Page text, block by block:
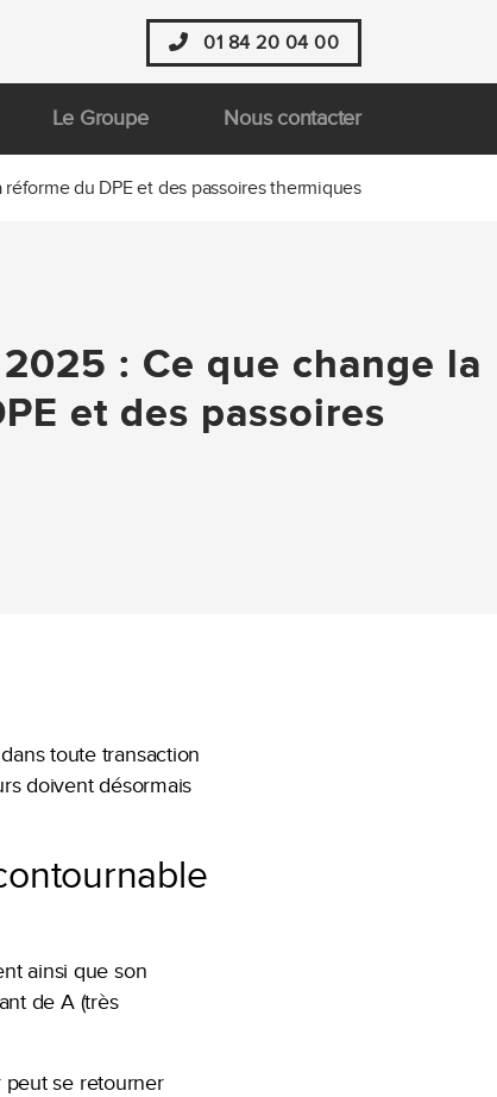
01 84 20 04 00
Le Groupe Nous contacter
du DPE et des passoires thermiques
: Ce que change la
et des passoires
toute transaction
doivent désormais
ainsi que son
de A (très
peut se retourner